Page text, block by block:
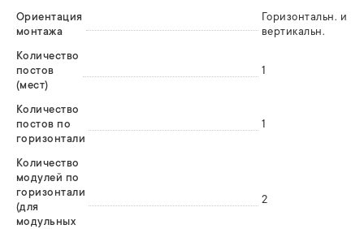
Ориентация
монтажа
Горизонтальн. и
вертикальн.
Количество
постов
(мест)
1
Количество
постов по
горизонтали
1
Количество
модулей по
горизонтали
(для
модульных
2